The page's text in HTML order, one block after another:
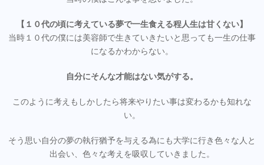
【１０代の頃に考えている夢で一生食える程人生は甘くない】
当時１０代の僕には美容師で生きていきたいと思っても一生の仕事
になるかわからない。
自分にそんな才能はない気がする。
このように考えもしかしたら将来やりたい事は変わるかも知れな
い。
そう思い自分の夢の執行猶予を与える為にも大学に行き色々な人と
出会い、色々な考えを吸収していきました。